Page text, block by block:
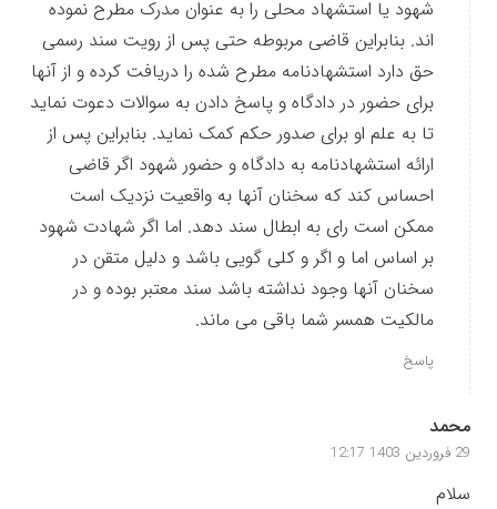
شهود یا استشهاد محلی را به عنوان مدرک مطرح نموده
اند. بنابراین قاضی مربوطه حتی پس از رویت سند رسمی
حق دارد استشهادنامه مطرح شده را دریافت کرده و از آنها
برای حضور در دادگاه و پاسخ دادن به سوالات دعوت نماید
تا به علم او برای صدور حکم کمک نماید. بنابراین پس از
ارائه استشهادنامه به دادگاه و حضور شهود اگر قاضی
احساس کند که سخنان آنها به واقعیت نزدیک است
ممکن است رای به ابطال سند دهد. اما اگر شهادت شهود
بر اساس اما و اگر و کلی گویی باشد و دلیل متقن در
سخنان آنها وجود نداشته باشد سند معتبر بوده و در
مالکیت همسر شما باقی می ‌ماند.
پاسخ
محمد
29 فروردین 1403 12:17
سلام